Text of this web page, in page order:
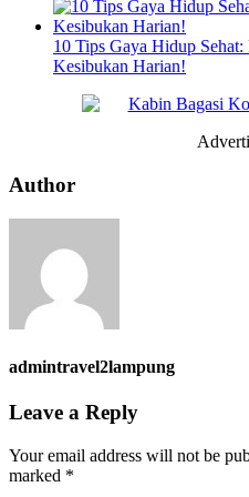
10 Tips Gaya Hidup Sehat:
Kesibukan Harian!
Author
admintravel2lampung
Leave a Reply
Your email address will not be
marked *